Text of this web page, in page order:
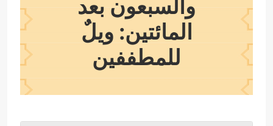
والسبعون بعد
المائتين: ويلٌ
للمطففين